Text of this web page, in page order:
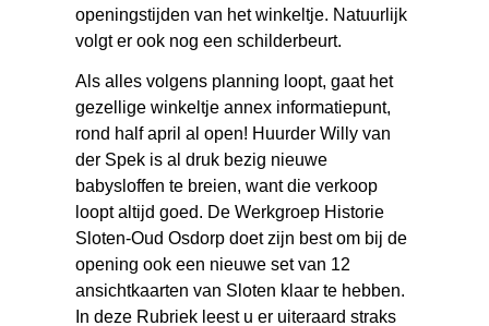
openingstijden van het winkeltje. Natuurlijk
volgt er ook nog een schilderbeurt.
Als alles volgens planning loopt, gaat het
gezellige winkeltje annex informatiepunt,
rond half april al open! Huurder Willy van
der Spek is al druk bezig nieuwe
babysloffen te breien, want die verkoop
loopt altijd goed. De Werkgroep Historie
Sloten-Oud Osdorp doet zijn best om bij de
opening ook een nieuwe set van 12
ansichtkaarten van Sloten klaar te hebben.
In deze Rubriek leest u er uiteraard straks